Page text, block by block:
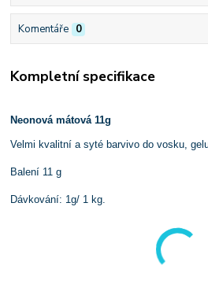
Komentáře 0
Kompletní specifikace
Neonová mátová 11g
Velmi kvalitní a syté barvivo do vosku,
Balení 11 g
Dávkování: 1g/ 1 kg.